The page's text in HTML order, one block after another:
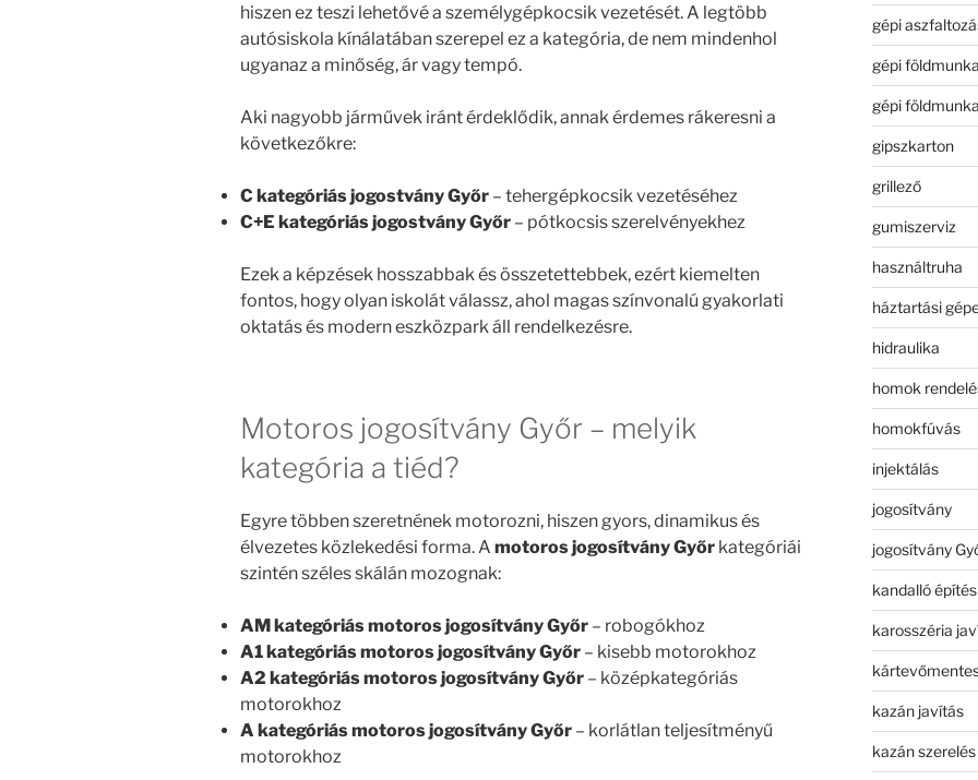
hiszen ez teszi lehetővé a személygépkocsik vezetését. A legtöbb
autósiskola kínálatában szerepel ez a kategória, de nem mindenhol
ugyanaz a minőség, ár vagy tempó.
Aki nagyobb járművek iránt érdeklődik, annak érdemes rákeresni a
következőkre:
C kategóriás jogostvány Győr – tehergépkocsik vezetéséhez
C+E kategóriás jogostvány Győr – pótkocsis szerelvényekhez
Ezek a képzések hosszabbak és összetettebbek, ezért kiemelten
fontos, hogy olyan iskolát válassz, ahol magas színvonalú gyakorlati
oktatás és modern eszközpark áll rendelkezésre.
Motoros jogosítvány Győr – melyik
kategória a tiéd?
Egyre többen szeretnének motorozni, hiszen gyors, dinamikus és
élvezetes közlekedési forma. A motoros jogosítvány Győr kategóriái
szintén széles skálán mozognak:
AM kategóriás motoros jogosítvány Győr – robogókhoz
A1 kategóriás motoros jogosítvány Győr – kisebb motorokhoz
A2 kategóriás motoros jogosítvány Győr – középkategóriás
motorokhoz
A kategóriás motoros jogosítvány Győr – korlátlan teljesítményű
motorokhoz
gépi
gépi földmunka
gépi
gipszkarton
grillező
gumiszerviz
használtruha
háztartási
hidraulika
homok
homokfúvás
injektálás
jogosítvány
jogosítvány
kandalló építés
karosszéria
kazán javítás
kazán szerelés